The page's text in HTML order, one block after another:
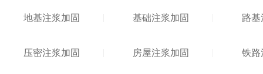
地基注浆加固 基础注浆加固 路基
压密注浆加固 房屋注浆加固 铁路